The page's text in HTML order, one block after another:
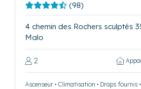
(98)
4 chemin des Rochers sculptés
Malo
2
Ascenseur • Climatisation • Draps fournis